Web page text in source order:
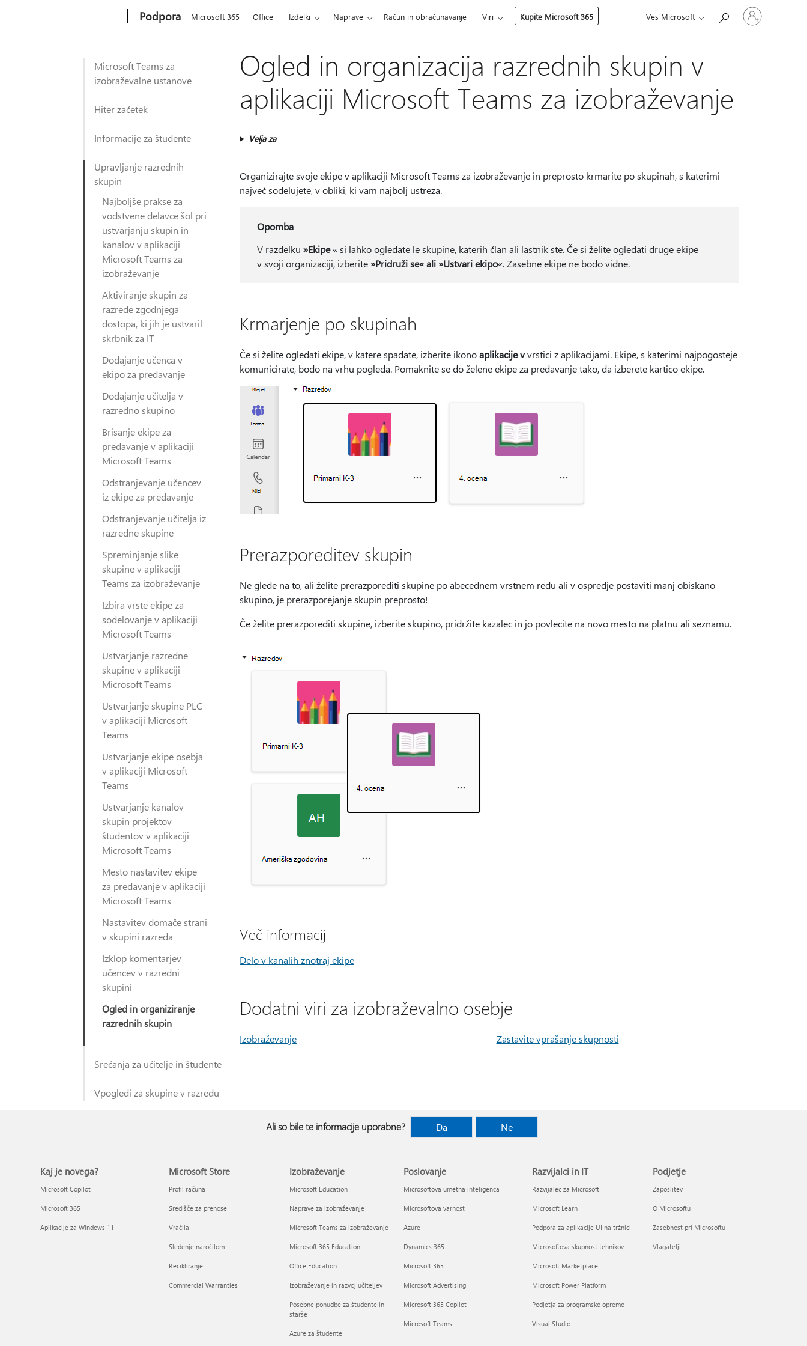
Podpora Microsoft 365 Office Izdelki Naprave Račun in obračunavanje Viri Kupite Microsoft 365 Ves Microsoft
Vpišite
se
Microsoft Teams za
izobraževalne ustanove
Hiter začetek
Informacije za študente
Upravljanje razrednih
skupin
Najboljše prakse za
vodstvene delavce šol pri
ustvarjanju skupin in
kanalov v aplikaciji
Microsoft Teams za
izobraževanje
Aktiviranje skupin za
razrede zgodnjega
dostopa, ki jih je ustvaril
skrbnik za IT
Dodajanje učenca v
ekipo za predavanje
Dodajanje učitelja v
razredno skupino
Brisanje ekipe za
predavanje v aplikaciji
Microsoft Teams
Odstranjevanje učencev
iz ekipe za predavanje
Odstranjevanje učitelja iz
razredne skupine
Spreminjanje slike
skupine v aplikaciji
Teams za izobraževanje
Izbira vrste ekipe za
sodelovanje v aplikaciji
Microsoft Teams
Ustvarjanje razredne
skupine v aplikaciji
Microsoft Teams
Ustvarjanje skupine PLC
v aplikaciji Microsoft
Teams
Ustvarjanje ekipe osebja
v aplikaciji Microsoft
Teams
Ustvarjanje kanalov
skupin projektov
študentov v aplikaciji
Microsoft Teams
Mesto nastavitev ekipe
za predavanje v aplikaciji
Microsoft Teams
Nastavitev domače strani
v skupini razreda
Izklop komentarjev
učencev v razredni
skupini
Ogled in organiziranje
razrednih skupin
Srečanja za učitelje in študente
Vpogledi za skupine v razredu
Ogled in organizacija razrednih skupin v
aplikaciji Microsoft Teams za izobraževanje
Velja za
Organizirajte svoje ekipe v aplikaciji Microsoft Teams za izobraževanje in preprosto krmarite po skupinah, s katerimi
največ sodelujete, v obliki, ki vam najbolj ustreza.
Opomba
V razdelku»Ekipe« si lahko ogledate le skupine, katerih član ali lastnik ste. Če si želite ogledati druge ekipe
v svoji organizaciji, izberite»Pridruži se« ali »Ustvari ekipo«. Zasebne ekipe ne bodo vidne.
Krmarjenje po skupinah
Če si želite ogledati ekipe, v katere spadate, izberite ikonoaplikacije vvrstici z aplikacijami. Ekipe, s katerimi najpogosteje
komunicirate, bodo na vrhu pogleda. Pomaknite se do želene ekipe za predavanje tako, da izberete kartico ekipe.
Prerazporeditev skupin
Ne glede na to, ali želite prerazporediti skupine po abecednem vrstnem redu ali v ospredje postaviti manj obiskano
skupino, je prerazporejanje skupin preprosto!
Če želite prerazporediti skupine, izberite skupino, pridržite kazalec in jo povlecite na novo mesto na platnu ali seznamu.
Več informacij
Delo v kanalih znotraj ekipe
Dodatni viri za izobraževalno osebje
Izobraževanje Zastavite vprašanje skupnosti
Ali so bile te informacije uporabne? Da Ne
Kaj je novega?
Microsoft Copilot
Microsoft 365
Aplikacije za Windows 11
Microsoft Store
Profil računa
Središče za prenose
Vračila
Sledenje naročilom
Recikliranje
Commercial Warranties
Izobraževanje
Microsoft Education
Naprave za izobraževanje
Microsoft Teams za izobraževanje
Microsoft 365 Education
Office Education
Izobraževanje in razvoj učiteljev
Posebne ponudbe za študente in
starše
Azure za študente
Poslovanje
Microsoftova umetna inteligenca
Microsoftova varnost
Azure
Dynamics 365
Microsoft 365
Microsoft Advertising
Microsoft 365 Copilot
Microsoft Teams
Razvijalci in IT
Razvijalec za Microsoft
Microsoft Learn
Podpora za aplikacije UI na tržnici
Microsoftova skupnost tehnikov
Microsoft Marketplace
Microsoft Power Platform
Podjetja za programsko opremo
Visual Studio
Podjetje
Zaposlitev
O Microsoftu
Zasebnost pri Microsoftu
Vlagatelji